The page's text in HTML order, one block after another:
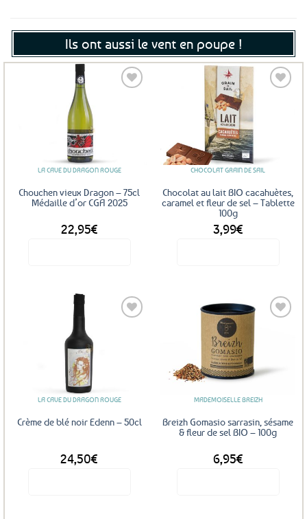
Ils ont aussi le vent en poupe !
LA CAVE DU DRAGON ROUGE
Chouchen vieux Dragon – 75cl
Médaille d’or CGA 2025
22,95€
CHOCOLAT GRAIN DE SAIL
Chocolat au lait BIO cacahuètes,
caramel et fleur de sel – Tablette
100g
3,99€
LA CAVE DU DRAGON ROUGE
Crème de blé noir Edenn – 50cl
24,50€
favoris
MADEMOISELLE BREIZH
Breizh Gomasio sarrasin, sésame
& fleur de sel BIO – 100g
6,95€